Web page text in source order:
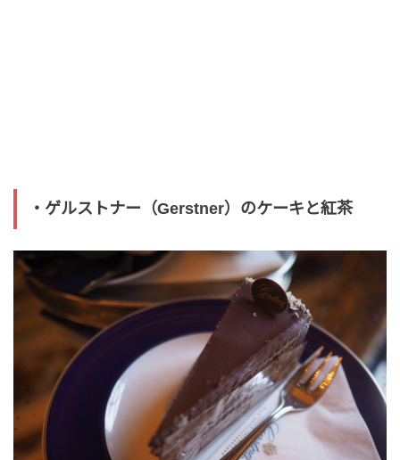
・ゲルストナー（Gerstner）のケーキと紅茶